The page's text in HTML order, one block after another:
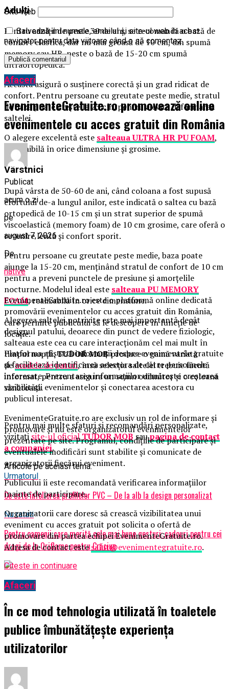
Adulți
Pentru adulții de peste 30 de ani, se recomandă o bază de
confort elastică, dar nu mai groasă de 10 cm, din spumă
memory sau HR, peste o bază de 15-20 cm spumă
ultraortopedică.
Aceasta asigură o susținere corectă și un grad ridicat de
confort. Pentru persoane cu greutate peste medie, stratul
de bază poate crește la 25 cm, pentru a evita deformarea
saltelei.
O alegere excelentă este salteaua ULTRA HR PU FOAM,
disponibilă în orice dimensiune și grosime.
Vârstnici
După vârsta de 50-60 de ani, când coloana a fost supusă
efortului de-a lungul anilor, este indicată o saltea cu bază
ortopedică de 10-15 cm și un strat superior de spumă
viscoelastică (memory foam) de 10 cm grosime, care oferă o
revenire lentă și confort sporit.
Pentru persoane cu greutate peste medie, baza poate
ajunge la 15-20 cm, menținând stratul de confort de 10 cm
pentru a preveni punctele de presiune și amorțelile
nocturne. Modelul ideal este salteaua PU MEMORY
FOAM, realizabilă în orice dimensiune.
Alegerea saltelei potrivite este mai importantă decât
designul patului, deoarece din punct de vedere fiziologic,
salteaua este cea cu care interacționăm cel mai mult în
timpul nopții.TUDOR MOBproduce o gamă variată
demodele de paturi, însă selecția saltelei trebuie făcută
informat, pentru a asigura un somn odihnitor și o coloană
sănătoasă.
Pentru mai multe sfaturi și recomandări personalizate,
vizitațisite-ul oficialTUDOR MOB saupagina de contact
a companiei.
Articole pe aceiasi tema:
Urmatorul
Ce este înfolierea profilelor PVC – De la alb la design personalizat
Nu ratati
Pentru oamenii care merită cele mai bune gesturi: cadouri pentru cei
dragi de la Oriflame pentru Crăciun
Site web
Salvează-mi numele, emailul și site-ul web în acest
navigator pentru data viitoare când o să comentez.
Afaceri
EvenimenteGratuite.ro promovează online
evenimentele cu acces gratuit din România
Publicat
acum o zi
pe
august 7, 2026
De
native
EvenimenteGratuite.ro este o platformă online dedicată
promovării evenimentelor cu acces gratuit din România,
care permite publicului să le descopere în funcție de
locație.
Platforma afișează informații despre evenimentele gratuite
și facilitează identificarea acestora de către persoanele
interesate. Prezentarea informațiilor urmărește creșterea
vizibilității evenimentelor și conectarea acestora cu
publicul interesat.
EvenimenteGratuite.ro are exclusiv un rol de informare și
promovare și nu este organizatorul evenimentelor
prezentate pe site. Programul, condițiile de participare și
eventualele modificări sunt stabilite și comunicate de
organizatorii fiecărui eveniment.
Publicului îi este recomandată verificarea informațiilor
înainte de participare.
Organizatorii care doresc să crească vizibilitatea unui
eveniment cu acces gratuit pot solicita o ofertă de
promovare din partea echipei EvenimenteGratuite.ro.
Adresa de contact estesalut@evenimentegratuite.ro.
Citeste in continuare
Afaceri
În ce mod tehnologia utilizată în toaletele
publice îmbunătățește experiența
utilizatorilor